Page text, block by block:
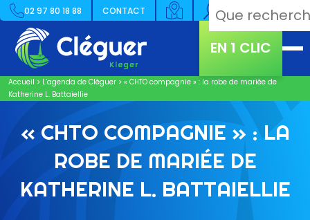
02 97 80 18 88 CONTACT
EN 1 CLIC
Accueil > L’agenda de Cléguer > « CHTO compagnie » : la robe de mariée de
Katherine L. Battaiellie
« CHTO COMPAGNIE » : LA
ROBE DE MARIÉE DE
KATHERINE L. BATTAIELLIE